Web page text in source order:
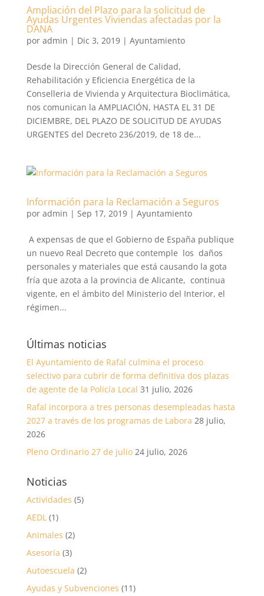
Ampliación del Plazo para la solicitud de
Ayudas Urgentes Viviendas afectadas por la
DANA
por admin | Dic 3, 2019| Ayuntamiento
Desde la Dirección General de Calidad,
Rehabilitación y Eficiencia Energética de la
Conselleria de Vivienda y Arquitectura Bioclimática,
nos comunican la AMPLIACIÓN, HASTA EL 31 DE
DICIEMBRE, DEL PLAZO DE SOLICITUD DE AYUDAS
URGENTES del Decreto 236/2019, de 18 de...
Información para la Reclamación a Seguros
por admin | Sep 17, 2019| Ayuntamiento
A expensas de que el Gobierno de España publique
un nuevo Real Decreto que contemple los daños
personales y materiales que está causando la gota
fría que azota a la provincia de Alicante, continua
vigente, en el ámbito del Ministerio del Interior, el
régimen...
Últimas noticias
El Ayuntamiento de Rafal culmina el proceso
selectivo para cubrir de forma definitiva dos plazas
de agente de la Policía Local 31 julio, 2026
Rafal incorpora a tres personas desempleadas hasta
2027 a través de los programas de Labora 28 julio,
2026
Pleno Ordinario 27 de julio 24 julio, 2026
Noticias
Actividades (5)
AEDL (1)
Animales (2)
Asesoría (3)
Autoescuela (2)
Ayudas y Subvenciones (11)